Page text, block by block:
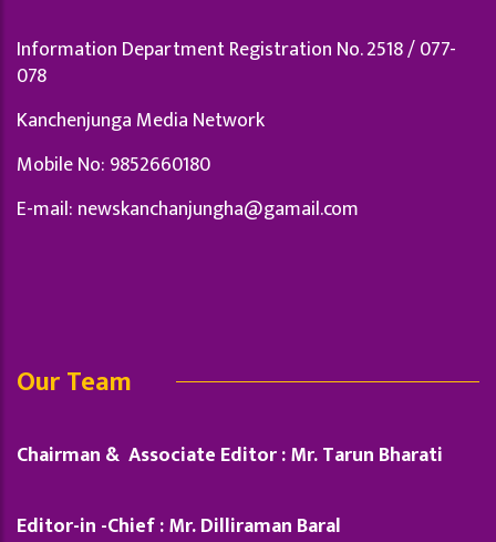
Information Department Registration No. 2518 / 077-
078
Kanchenjunga Media Network
Mobile No: 9852660180
E-mail: newskanchanjungha@gamail.com
Our Team
Chairman & Associate Editor : Mr. Tarun Bharati
Editor-in -Chief : Mr. Dilliraman Baral